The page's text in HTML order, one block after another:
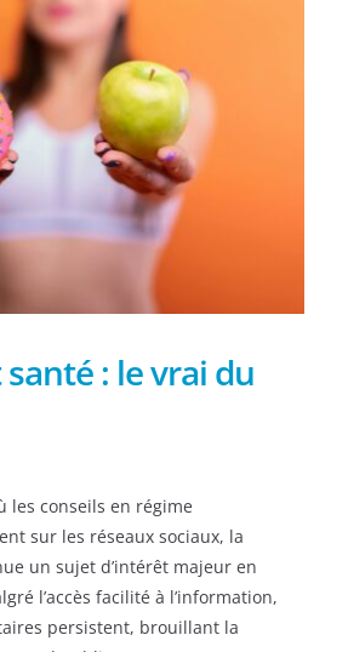
: le vrai du
les conseils en régime
sur les réseaux sociaux, la
un sujet d’intérêt majeur en
l’accès facilité à l’information,
persistent, brouillant la